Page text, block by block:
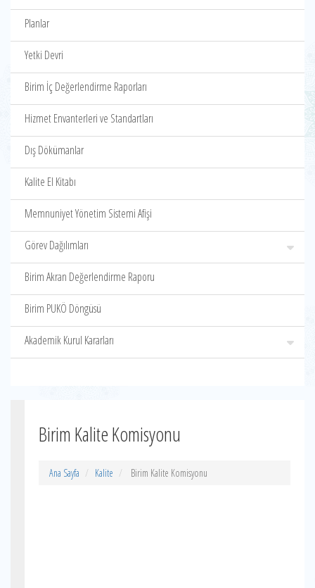
Planlar
Yetki Devri
Birim İç Değerlendirme Raporları
Hizmet Envanterleri ve Standartları
Dış Dökümanlar
Kalite El Kitabı
Memnuniyet Yönetim Sistemi Afişi
Görev Dağılımları
Birim Akran Değerlendirme Raporu
Birim PUKÖ Döngüsü
Akademik Kurul Kararları
Birim Kalite Komisyonu
Ana Sayfa Kalite Birim Kalite Komisyonu